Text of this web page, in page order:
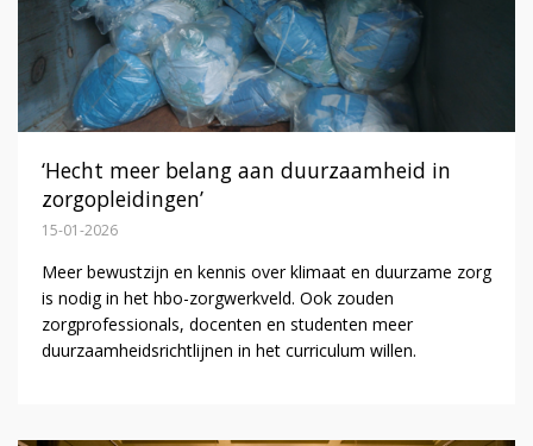
‘Hecht meer belang aan duurzaamheid in
zorgopleidingen’
15-01-2026
Meer bewustzijn en kennis over klimaat en duurzame zorg
is nodig in het hbo-zorgwerkveld. Ook zouden
zorgprofessionals, docenten en studenten meer
duurzaamheidsrichtlijnen in het curriculum willen.